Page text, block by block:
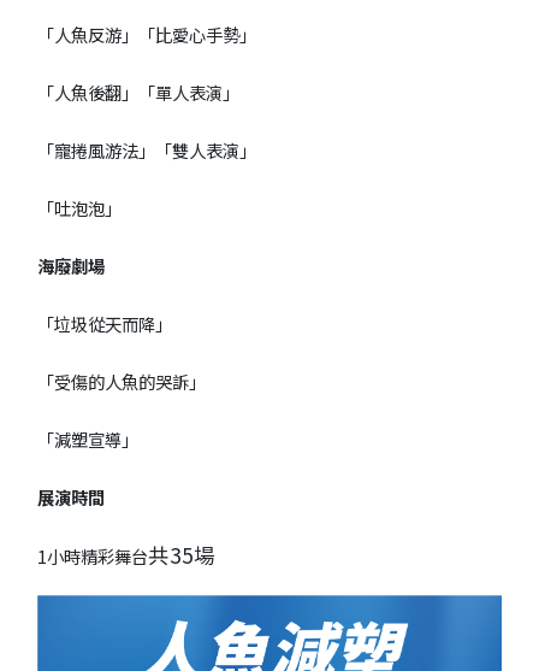
「人魚反游」「比愛心手勢」
「人魚後翻」「單人表演」
「寵捲風游法」「雙人表演」
「吐泡泡」
海廢劇場
「垃圾從天而降」
「受傷的人魚的哭訴」
「減塑宣導」
展演時間
1小時精彩舞台共35場